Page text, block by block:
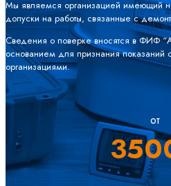
Мы являемся организацией имеющий
допуски на работы, связанные с
Сведения о поверке вносятся в ФИФ
основанием для признания
организациями.
от